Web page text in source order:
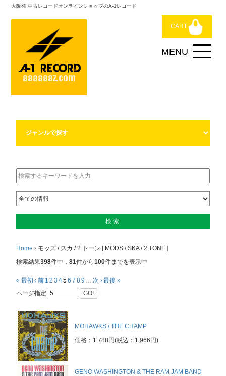
大阪発 中古レコードオンラインショップのA-1レコード
CART
Home › モッズ / スカ / 2 トーン [ MODS / SKA / 2 TONE ]
検索結果398件中，81件から100件までを表示中
« 最初 ‹ 前 1 2 3 456 7 89 … 次 ›最後 »
ページ指定
GO!
MOHAWKS / THE CHAMP
価格：1,788円(税込：1,966円)
GENO WASHINGTON & THE RAM JAM BAND